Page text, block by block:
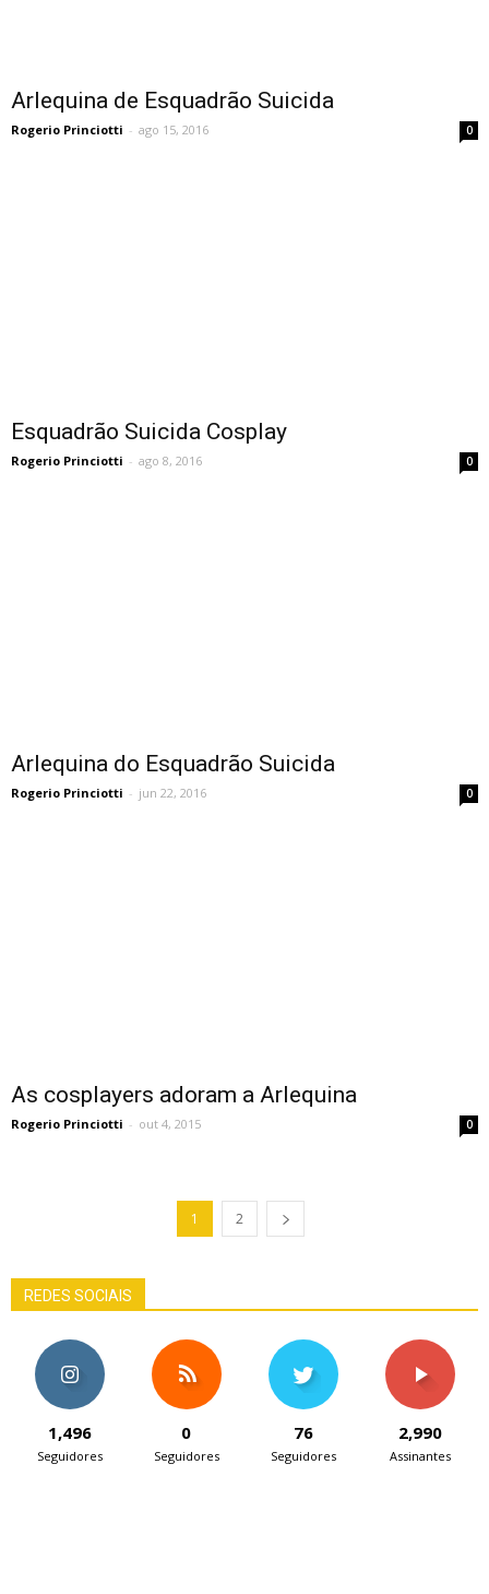
Arlequina de Esquadrão Suicida
Rogerio Princiotti - ago 15, 2016 0
Esquadrão Suicida Cosplay
Rogerio Princiotti - ago 8, 2016 0
Arlequina do Esquadrão Suicida
Rogerio Princiotti - jun 22, 2016 0
As cosplayers adoram a Arlequina
Rogerio Princiotti - out 4, 2015 0
1 2
REDES SOCIAIS
1,496
Seguidores
0
Seguidores
76
Seguidores
2,990
Assinantes